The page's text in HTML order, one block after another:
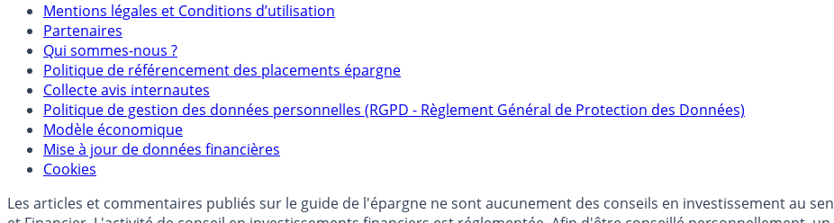
Mentions légales et Conditions d’utilisation
Partenaires
Qui sommes-nous ?
Politique de référencement des placements épargne
Collecte avis internautes
Politique de gestion des données personnelles (RGPD - Règlement Général de Protection des Données)
Modèle économique
Mise à jour de données financières
Cookies
Les articles et commentaires publiés sur le guide de l'épargne ne sont aucunement des conseils en investissement au